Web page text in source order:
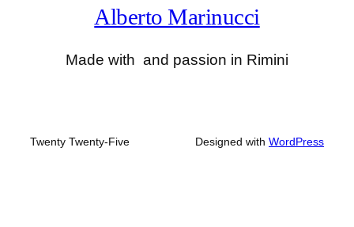
Alberto Marinucci
Made with and passion in Rimini
Twenty Twenty-Five Designed with WordPress